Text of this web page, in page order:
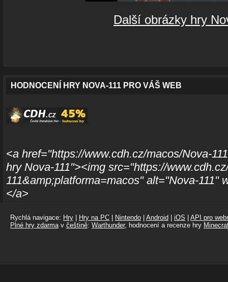
Další obrázky hry
HODNOCENÍ HRY NOVA-111 PRO VÁŠ WEB
<a href="https://www.cdh.cz/macos/Nova-
hry Nova-111"><img src="https://
111&amp;platforma=macos" alt="Nova-111"
</a>
Rychlá navigace: Hry Hry na PC Nintendo Android iOS
API pro
Plné hry zdarma v češtině: Warthunder, hodnocení a recenze hry